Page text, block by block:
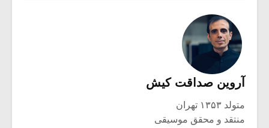
آروین صداقت کیش
متولد ۱۳۵۳ تهران
منتقد و محقق موسیقی